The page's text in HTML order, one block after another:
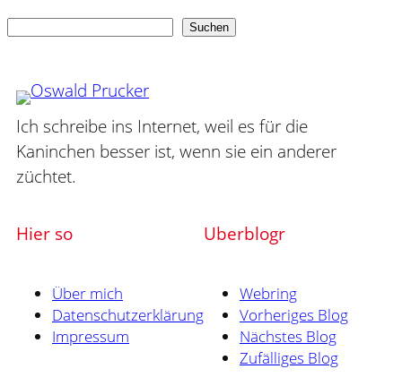
Suchen
Ich schreibe ins Internet, weil es für die
Kaninchen besser ist, wenn sie ein anderer
züchtet.
Hier so
Über mich
Datenschutzerklärung
Impressum
Uberblogr
Webring
Vorheriges Blog
Nächstes Blog
Zufälliges Blog